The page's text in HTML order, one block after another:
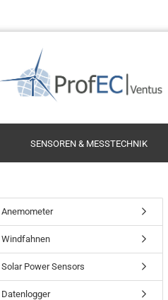
SENSOREN & MESSTECHNIK
Schalensternanemometer
Ultrasonic Anemometer
Propelleranemometer
Anemometer
Windfahnen
Solar Power Sensors
Datenlogger